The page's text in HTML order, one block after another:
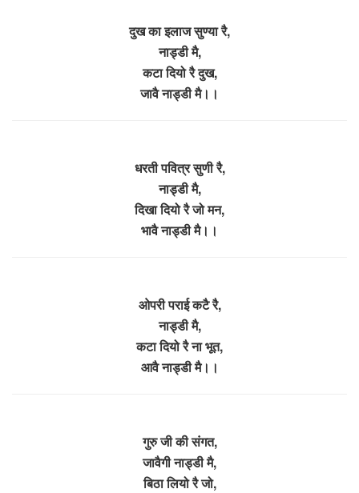
दुख का इलाज सुण्या रै,
नाड्डी मै,
कटा दियो रै दुख,
जावै नाड्डी मै।।
धरती पवित्र सुणी रै,
नाड्डी मै,
दिखा दियो रै जो मन,
भावै नाड्डी मै।।
ओपरी पराई कटै रै,
नाड्डी मै,
कटा दियो रै ना भूत,
आवै नाड्डी मै।।
गुरु जी की संगत,
जावैगी नाड्डी मै,
बिठा लियो रै जो,